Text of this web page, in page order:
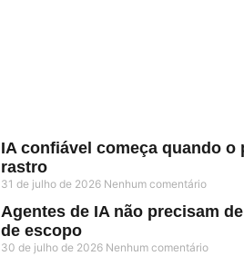
IA confiável começa quando o
rastro
31 de julho de 2026 Nenhum comentário
Agentes de IA não precisam
de escopo
30 de julho de 2026 Nenhum comentário